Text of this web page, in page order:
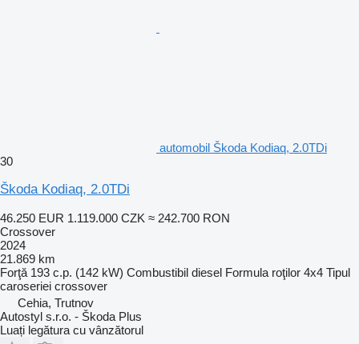
automobil Škoda Kodiaq, 2.0TDi
30
Škoda Kodiaq, 2.0TDi
46.250 EUR 1.119.000 CZK ≈ 242.700 RON
Crossover
2024
21.869 km
Forţă 193 c.p. (142 kW) Combustibil diesel Formula roţilor 4x4 Tipul
caroseriei crossover
Cehia, Trutnov
Autostyl s.r.o. - Škoda Plus
Luați legătura cu vânzătorul